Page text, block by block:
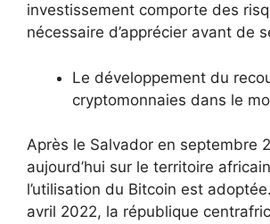
investissement comporte des
nécessaire d’apprécier avant de
Le développement du
cryptomonnaies dans le
Après le Salvador en septembre
aujourd’hui sur le territoire
l’utilisation du Bitcoin est
avril 2022, la république